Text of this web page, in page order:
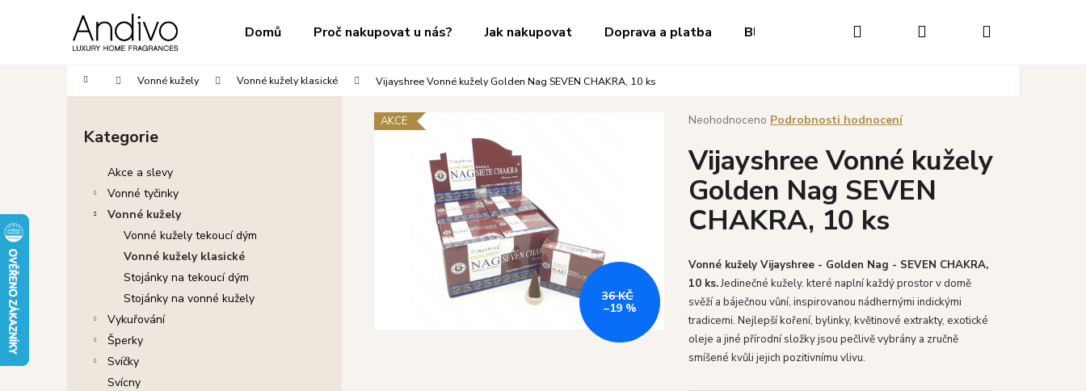
Domů Proč nakupovat u nás? Jak nakupovat Doprava a platba Blog Hodnocení obchodu Napište nám
Hledat PřihlášeníNákupní
Domů Vonné kužely Vonné kužely klasické Vijayshree Vonné kužely Golden Nag SEVEN CHAKRA, 10 ks
Přeskočit
kategorie
Kategorie
Akce a slevy
Vonné tyčinky
Vonné kužely
Vonné kužely tekoucí dým
Vonné kužely klasické
Stojánky na tekoucí dým
Stojánky na vonné kužely
Vykuřování
Šperky
Svíčky
Svícny
Průměrné
produktu
je
0,0
z
5
hvězdiček.
Neohodnoceno Podrobnosti hodnocení
Vijayshree Vonné kužely
Golden Nag SEVEN
CHAKRA, 10 ks
Vonné kužely Vijayshree - Golden Nag - SEVEN CHAKRA,
10 ks.Jedinečné kužely. které naplní každý prostor v domě
svěží a báječnou vůní, inspirovanou nádhernými indickými
tradicemi. Nejlepší koření, bylinky, květinové extrakty, exotické
oleje a jiné přírodní složky jsou pečlivě vybrány a zručně
smíšené kvůli jejich pozitivnímu vlivu.
AKCE
36 KČ
–19 %
Zpět
do
obchodu
Zpět
do
obchodu
Co potřebujete najít?
Doporučujeme
Následující
SHRINIVAS SATYA VONNÉ TYČINKY
NAG CHAMPA, 15 G
SHRINIVAS SATYA VONNÉ TYČINKY